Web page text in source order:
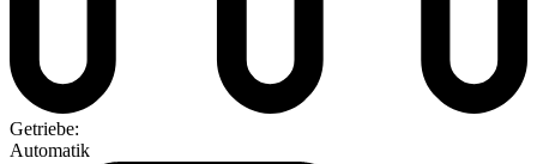
Getriebe:
Automatik